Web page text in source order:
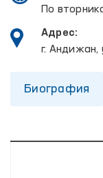
По
Адрес:
г.
Биография